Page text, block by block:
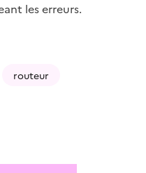
les erreurs.
routeur